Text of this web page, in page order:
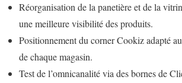
Réorganisation de la panetière et de la
une meilleure visibilité des produits.
Positionnement du corner Cookiz adapté
de chaque magasin.
Test de l’omnicanalité via des bornes de